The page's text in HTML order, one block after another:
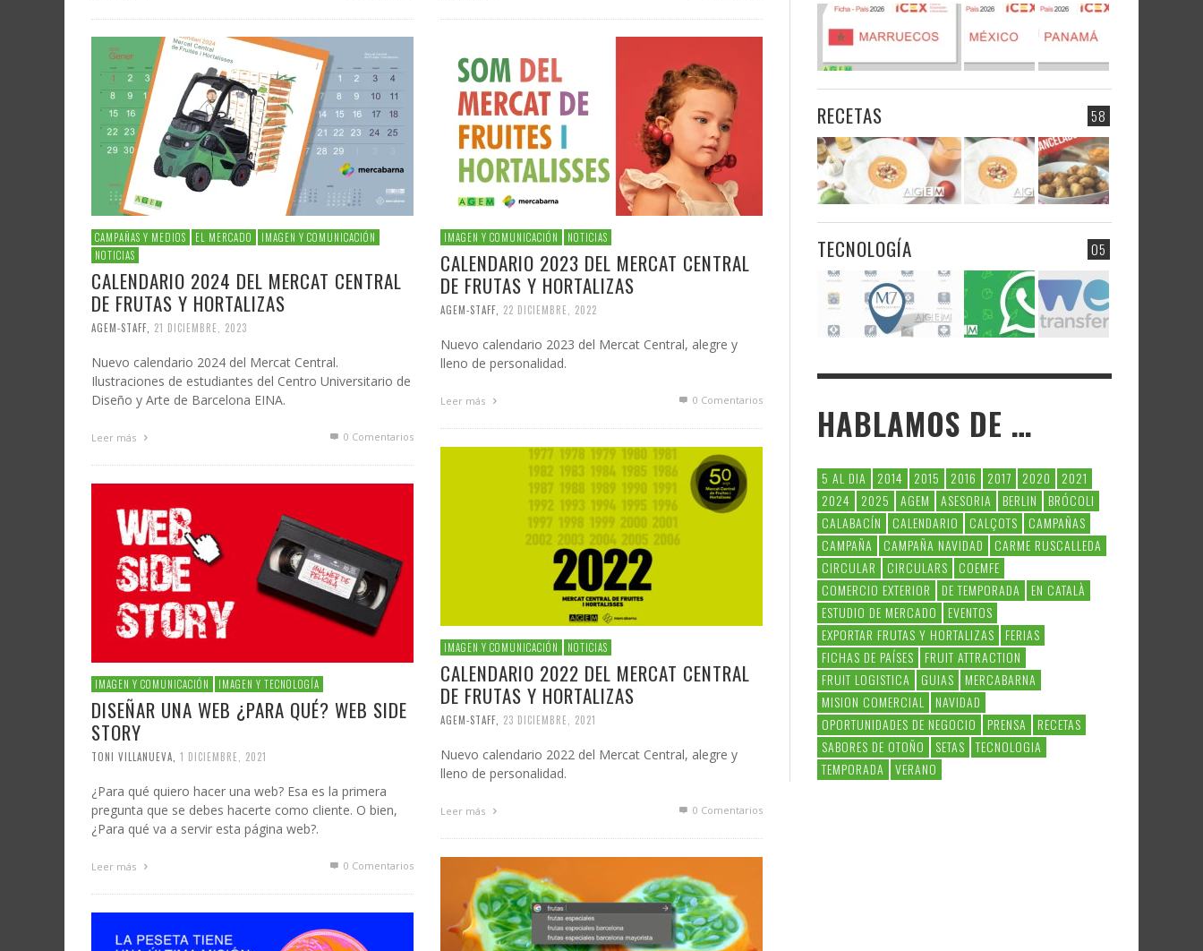
CAMPAÑAS Y MEDIOS EL MERCADO
IMAGEN Y COMUNICACIÓN
NOTICIAS
CALENDARIO 2024 DEL MERCAT CENTRAL
DE FRUTAS Y HORTALIZAS
AGEM-STAFF 21 DICIEMBRE, 2023
Nuevo calendario 2024 del Mercat Central.
Ilustraciones de estudiantes del Centro Universitario de
Diseño y Arte de Barcelona EINA.
Leer más 0 Comentarios
IMAGEN Y COMUNICACIÓN NOTICIAS
CALENDARIO 2023 DEL MERCAT CENTRAL
DE FRUTAS Y HORTALIZAS
AGEM-STAFF 22 DICIEMBRE, 2022
Nuevo calendario 2023 del Mercat Central, alegre y
lleno de personalidad.
Leer más 0 Comentarios
IMAGEN Y COMUNICACIÓN NOTICIAS
CALENDARIO 2022 DEL MERCAT CENTRAL
DE FRUTAS Y HORTALIZAS
AGEM-STAFF 23 DICIEMBRE, 2021
Nuevo calendario 2022 del Mercat Central, alegre y
lleno de personalidad.
Leer más 0 Comentarios
IMAGEN Y COMUNICACIÓN IMAGEN Y TECNOLOGÍA
DISEÑAR UNA WEB ¿PARA QUÉ? WEB SIDE
STORY
TONI VILLANUEVA 1 DICIEMBRE, 2021
¿Para qué quiero hacer una web? Esa es la primera
pregunta que se debes hacerte como cliente. O bien,
¿Para qué va a servir esta página web?.
Leer más 0 Comentarios
58
RECETAS
05
TECNOLOGÍA
HABLAMOS DE …
5 AL DIA 2014 2015 2016 2017 2020
2021
2024
2025 AGEM ASESORIA BERLIN
BRÓCOLI
CALABACÍN
CALENDARIO CALÇOTS
CAMPAÑAS
CAMPAÑA
CAMPAÑA NAVIDAD
CARME RUSCALLEDA
CIRCULAR
CIRCULARS
COEMFE
COMERCIO EXTERIOR
DE TEMPORADA
EN CATALÀ
ESTUDIO DE MERCADO
EVENTOS
EXPORTAR FRUTAS Y HORTALIZAS
FERIAS
FICHAS DE PAÍSES
FRUIT ATTRACTION
FRUIT LOGISTICA
GUIAS
MERCABARNA
MISION COMERCIAL
NAVIDAD
OPORTUNIDADES DE NEGOCIO
PRENSA
RECETAS
SABORES DE OTOÑO
SETAS
TECNOLOGIA
TEMPORADA
VERANO